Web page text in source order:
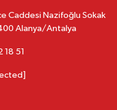
Caddesi Nazifoğlu Sokak
Alanya/Antalya
51